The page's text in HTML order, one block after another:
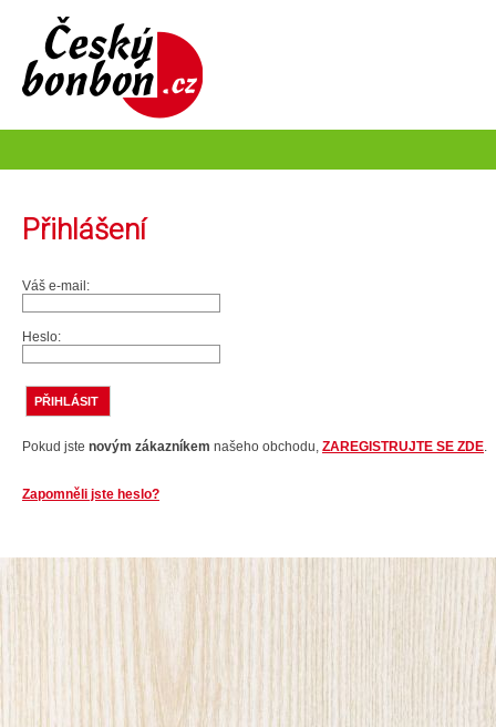
Přihlášení
Váš e-mail:
Heslo:
Pokud jste novým zákazníkem našeho obchodu, ZAREGISTRUJTE SE ZDE.
Zapomněli jste heslo?